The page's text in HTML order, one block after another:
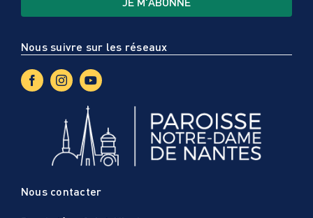
Nous suivre sur les réseaux
Nous contacter